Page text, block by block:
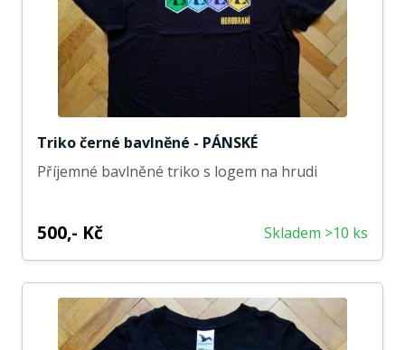
Triko černé bavlněné - PÁNSKÉ
Příjemné bavlněné triko s logem na hrudi
500,- Kč Skladem >10 ks